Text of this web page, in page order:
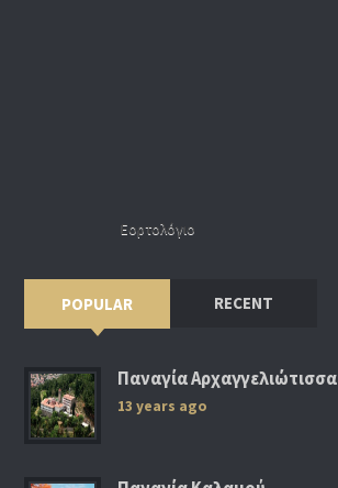
Εορτολόγιο
POPULAR RECENT
Παναγία Αρχαγγελιώτισσα
13 years ago